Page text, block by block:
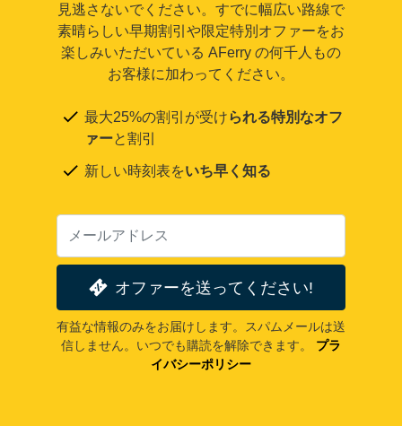
見逃さないでください。すでに幅広い路線で
素晴らしい早期割引や限定特別オファーをお
楽しみいただいている AFerry の何千人もの
お客様に加わってください。
最大25%の割引が受けられる特別なオフ
ァーと割引
新しい時刻表をいち早く知る
オファーを送ってください!
有益な情報のみをお届けします。スパムメールは送
信しません。いつでも購読を解除できます。
プラ
イバシーポリシー